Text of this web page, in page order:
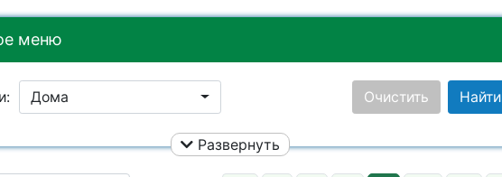
меню
Дома Найти
Очистить
Улица: Ничего не выбрано
Развернуть